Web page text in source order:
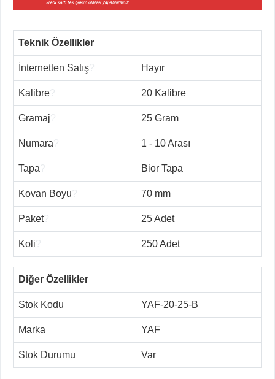
Teknik Özellikler
İnternetten Satış Hayır
Kalibre 20 Kalibre
Gramaj 25 Gram
Numara 1 - 10 Arası
Tapa Bior Tapa
Kovan Boyu 70 mm
Paket? 25 Adet
Koli 250 Adet
Diğer Özellikler
Stok Kodu YAF-20-25-B
Marka YAF
Stok Durumu Var